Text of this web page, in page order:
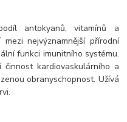
antokyanů, vitamínů a
nejvýznamnější přírodní
funkci imunitního systému.
kardiovaskulárního a
obranyschopnost. Užívá